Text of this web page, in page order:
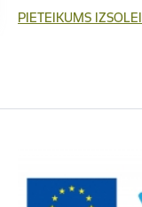
PIETEIKUMS IZSOLEI